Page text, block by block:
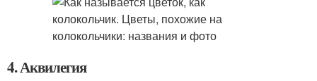
4. Аквилегия